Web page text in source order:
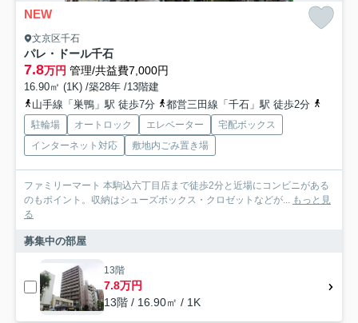
NEW
文京区千石
パレ・ドール千石
7.8万円 管理/共益費7,000円
16.90㎡ (1K) /築28年 /13階建
山手線「巣鴨」駅 徒歩7分
都営三田線「千石」駅 徒歩2分
駐輪場 オートロック エレベーター
宅配ボックス
インターネット対応
敷地内ごみ置き場
ファミリーマート 本駒込六丁目店まで徒歩2分と近場にコンビニがある
のもポイント。収納はシューズボックス・クロゼットなどが... もっと見
る
募集中の部屋
13階
7.8万円
13階 / 16.90㎡ / 1K